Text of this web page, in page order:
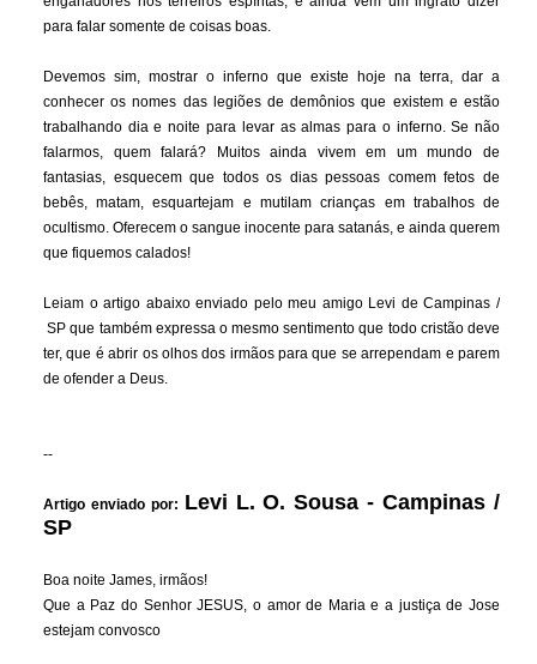
para falar somente de coisas boas.
Devemos sim, mostrar o inferno que existe hoje na terra, dar a
conhecer os nomes das legiões de demônios que existem e estão
trabalhando dia e noite para levar as almas para o inferno. Se não
falarmos, quem falará? Muitos ainda vivem em um mundo de
fantasias, esquecem que todos os dias pessoas comem fetos de
bebês, matam, esquartejam e mutilam crianças em trabalhos de
ocultismo. Oferecem o sangue inocente para satanás, e ainda querem
que fiquemos calados!
Leiam o artigo abaixo enviado pelo meu amigo Levi de Campinas /
SP que também expressa o mesmo sentimento que todo cristão deve
ter, que é abrir os olhos dos irmãos para que se arrependam e parem
de ofender a Deus.
--
Artigo enviado por: Levi L. O. Sousa - Campinas /
SP
Boa noite James, irmãos!
Que a Paz do Senhor JESUS, o amor de Maria e a justiça de Jose
estejam convosco